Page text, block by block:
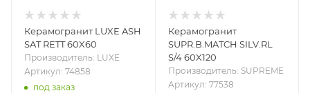
Керамогранит LUXE ASH
SAT RETT 60X60
Производитель: LUXE
Артикул: 74858
под заказ
Керамогранит
SUPR.B.MATCH SILV.RL
S/4 60X120
Производитель: SUPREME
Артикул: 77538